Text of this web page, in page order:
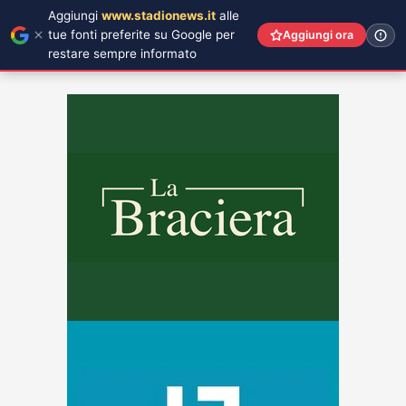
Aggiungi www.stadionews.it alle
tue fonti preferite su Google per
restare sempre informato
Aggiungi ora